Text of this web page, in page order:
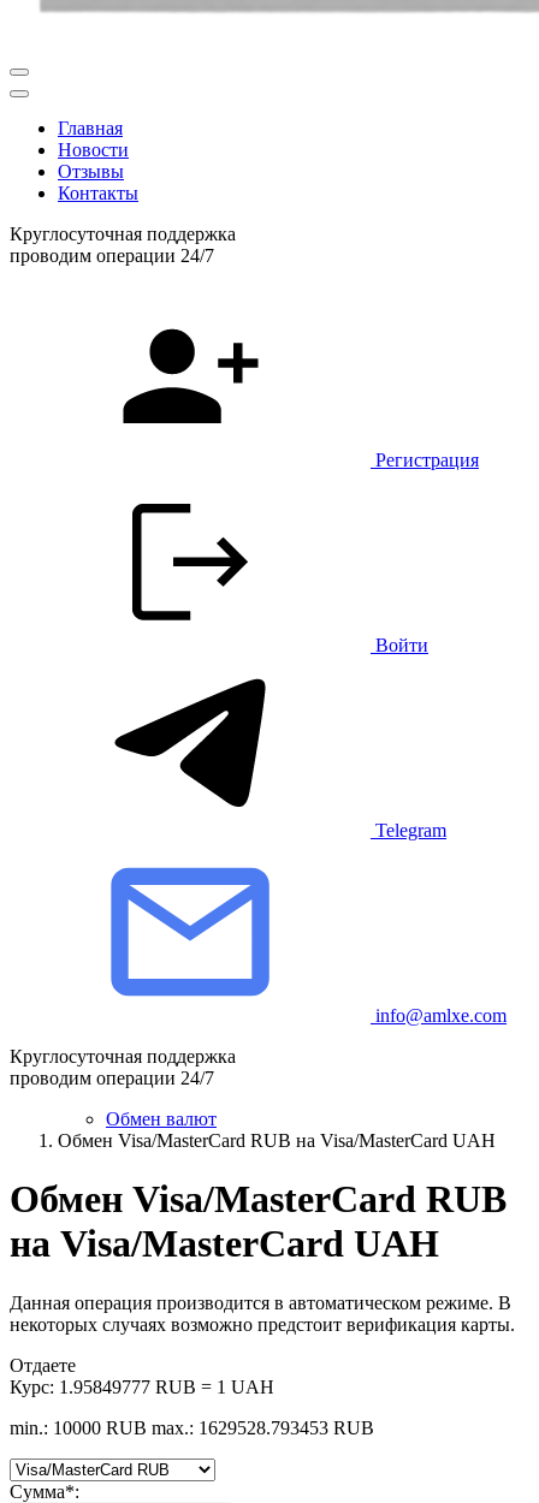
Главная
Новости
Отзывы
Контакты
Круглосуточная поддержка
проводим операции 24/7
Регистрация
Войти
Telegram
info@amlxe.com
Круглосуточная поддержка
проводим операции 24/7
Обмен валют
Обмен Visa/MasterCard RUB на Visa/MasterCard UAH
Обмен Visa/MasterCard RUB
на Visa/MasterCard UAH
Данная операция производится в автоматическом режиме. В
некоторых случаях возможно предстоит верификация карты.
Отдаете
Курс: 1.95849777 RUB = 1 UAH
min.: 10000 RUB max.: 1629528.793453 RUB
Сумма*: